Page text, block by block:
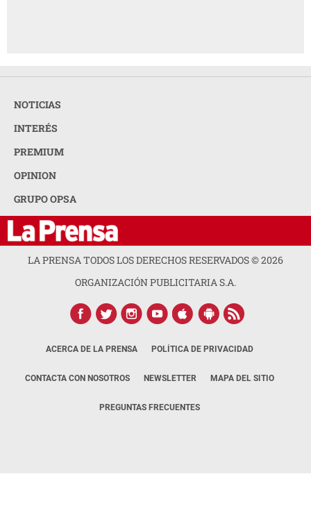
NOTICIAS
INTERÉS
PREMIUM
OPINION
GRUPO OPSA
LA PRENSA TODOS LOS DERECHOS RESERVADOS ©2026
ORGANIZACIÓN PUBLICITARIA S.A.
ACERCA DE LA PRENSA POLÍTICA DE PRIVACIDAD
CONTACTA CON NOSOTROS NEWSLETTER MAPA DEL SITIO
PREGUNTAS FRECUENTES